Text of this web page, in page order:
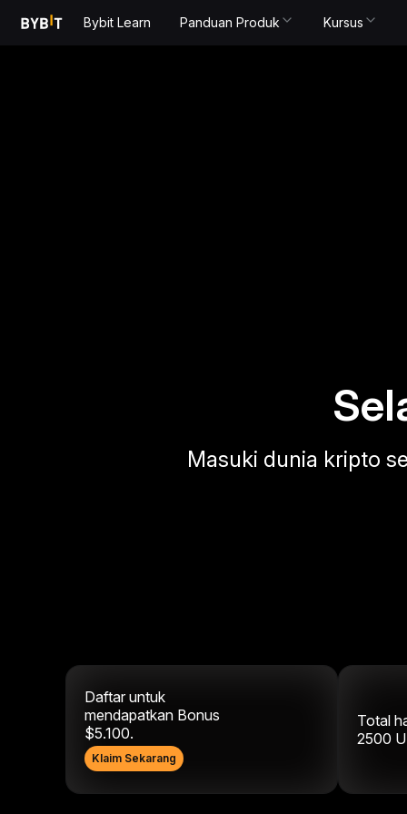
Bybit Learn Panduan Produk Kursus
Masuki dunia kripto
Daftar untuk
mendapatkan Bonus
$5.100.
Klaim Sekarang
Total
2500